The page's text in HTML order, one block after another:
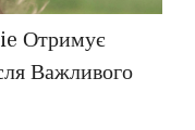
Отримує
Важливого